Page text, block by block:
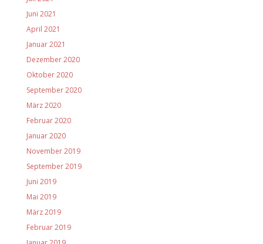
Juni 2021
April 2021
Januar 2021
Dezember 2020
Oktober 2020
September 2020
März 2020
Februar 2020
Januar 2020
November 2019
September 2019
Juni 2019
Mai 2019
März 2019
Februar 2019